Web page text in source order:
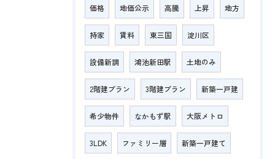
価格 地価公示 高騰 上昇 地方
持家 賃料 東三国 淀川区
設備新調 鴻池新田駅 土地のみ
2階建プラン 3階建プラン 新築一戸建
希少物件 なかもず駅 大阪メトロ
3LDK ファミリー層 新築一戸建て